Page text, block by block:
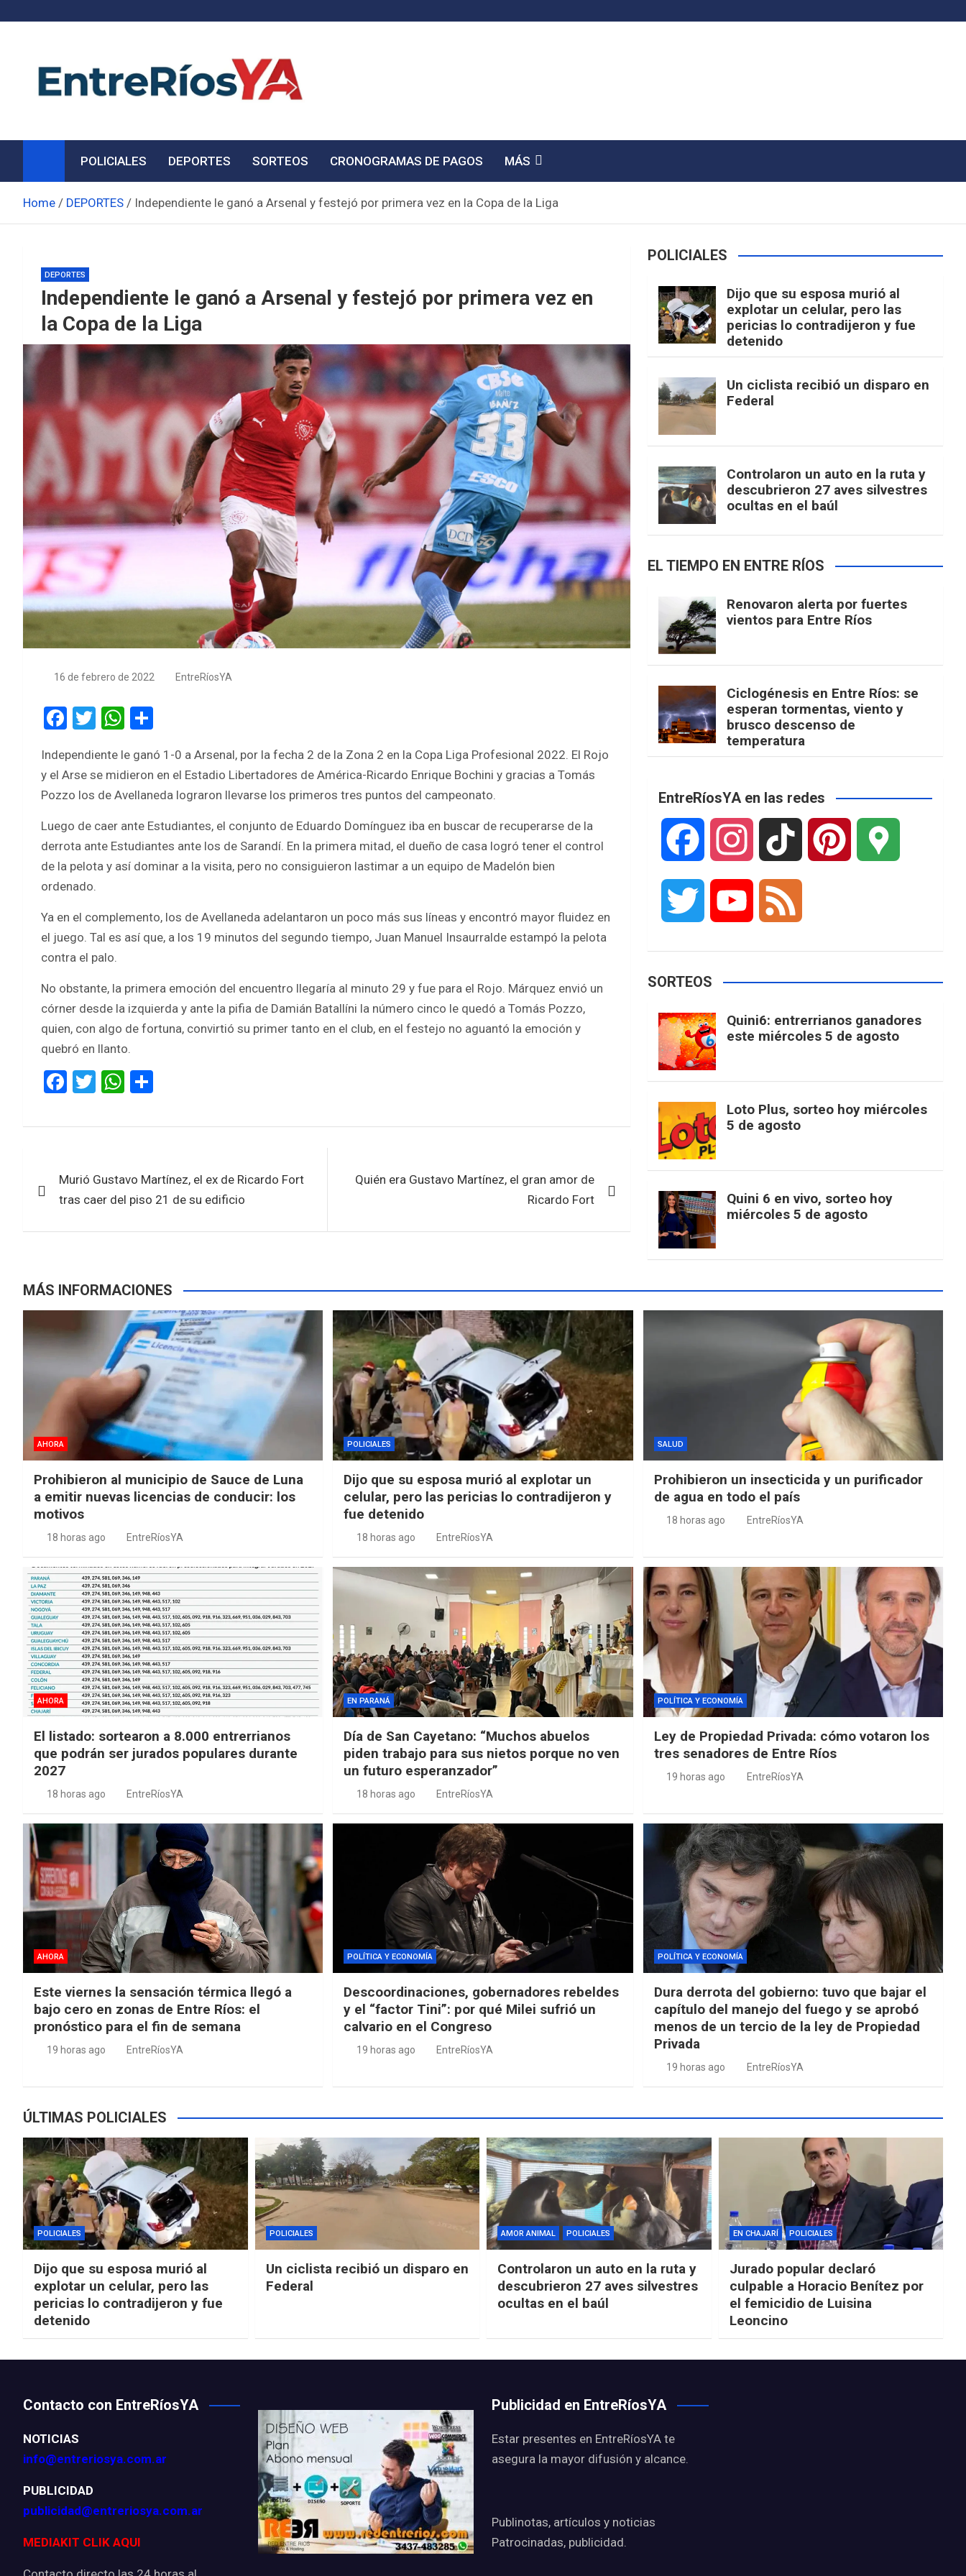
Noticias de Entre Ríos
POLICIALES DEPORTES SORTEOS CRONOGRAMAS DE PAGOS MÁS
Home DEPORTES Independiente le ganó a Arsenal y festejó por primera vez en la Copa de la Liga
DEPORTES
Independiente le ganó a Arsenal y festejó por primera vez en
la Copa de la Liga
16 de febrero de 2022 EntreRíosYA
F
ce
b
o
k
T
tt
er
W
at
s
p
p
ar
e
Independiente le ganó 1-0 a Arsenal, por la fecha 2 de la Zona 2 en la Copa Liga Profesional 2022. El Rojo
y el Arse se midieron en el Estadio Libertadores de América-Ricardo Enrique Bochini y gracias a Tomás
Pozzo los de Avellaneda lograron llevarse los primeros tres puntos del campeonato.
Luego de caer ante Estudiantes, el conjunto de Eduardo Domínguez iba en buscar de recuperarse de la
derrota ante Estudiantes ante los de Sarandí. En la primera mitad, el dueño de casa logró tener el control
de la pelota y así dominar a la visita, pero no consiguieron lastimar a un equipo de Madelón bien
ordenado.
Ya en el complemento, los de Avellaneda adelantaron un poco más sus líneas y encontró mayor fluidez en
el juego. Tal es así que, a los 19 minutos del segundo tiempo, Juan Manuel Insaurralde estampó la pelota
contra el palo.
No obstante, la primera emoción del encuentro llegaría al minuto 29 y fue para el Rojo. Márquez envió un
córner desde la izquierda y ante la pifia de Damián Batallíni la número cinco le quedó a Tomás Pozzo,
quien, con algo de fortuna, convirtió su primer tanto en el club, en el festejo no aguantó la emoción y
quebró en llanto.
F
ce
o
o
T
tt
W
at
A
p
ar
de
Murió Gustavo Martínez, el ex de Ricardo Fort
tras caer del piso 21 de su edificio
Quién era Gustavo Martínez, el gran amor de
Ricardo Fort
POLICIALES
Dijo que su esposa murió al
explotar un celular, pero las
pericias lo contradijeron y fue
detenido
Un ciclista recibió un disparo en
Federal
Controlaron un auto en la ruta y
descubrieron 27 aves silvestres
ocultas en el baúl
EL TIEMPO EN ENTRE RÍOS
Renovaron alerta por fuertes
vientos para Entre Ríos
Ciclogénesis en Entre Ríos: se
esperan tormentas, viento y
brusco descenso de
temperatura
EntreRíosYA en las redes
a
b
o
k
n
a
i
t
t
e
r
u
b
e
d
SORTEOS
Quini6: entrerrianos ganadores
este miércoles 5 de agosto
Loto Plus, sorteo hoy miércoles
5 de agosto
Quini 6 en vivo, sorteo hoy
miércoles 5 de agosto
MÁS INFORMACIONES
AHORA
Prohibieron al municipio de Sauce de Luna
a emitir nuevas licencias de conducir: los
motivos
18 horas ago EntreRíosYA
POLICIALES
Dijo que su esposa murió al explotar un
celular, pero las pericias lo contradijeron y
fue detenido
18 horas ago EntreRíosYA
SALUD
Prohibieron un insecticida y un purificador
de agua en todo el país
18 horas ago EntreRíosYA
AHORA
El listado: sortearon a 8.000 entrerrianos
que podrán ser jurados populares durante
2027
18 horas ago EntreRíosYA
EN PARANÁ
Día de San Cayetano: “Muchos abuelos
piden trabajo para sus nietos porque no ven
un futuro esperanzador”
18 horas ago EntreRíosYA
POLÍTICA Y ECONOMÍA
Ley de Propiedad Privada: cómo votaron los
tres senadores de Entre Ríos
19 horas ago EntreRíosYA
AHORA
Este viernes la sensación térmica llegó a
bajo cero en zonas de Entre Ríos: el
pronóstico para el fin de semana
19 horas ago EntreRíosYA
POLÍTICA Y ECONOMÍA
Descoordinaciones, gobernadores rebeldes
y el “factor Tini”: por qué Milei sufrió un
calvario en el Congreso
19 horas ago EntreRíosYA
POLÍTICA Y ECONOMÍA
Dura derrota del gobierno: tuvo que bajar el
capítulo del manejo del fuego y se aprobó
menos de un tercio de la ley de Propiedad
Privada
19 horas ago EntreRíosYA
ÚLTIMAS POLICIALES
POLICIALES
Dijo que su esposa murió al
explotar un celular, pero las
pericias lo contradijeron y fue
detenido
POLICIALES
Un ciclista recibió un disparo en
Federal
AMOR ANIMAL POLICIALES
Controlaron un auto en la ruta y
descubrieron 27 aves silvestres
ocultas en el baúl
EN CHAJARÍ POLICIALES
Jurado popular declaró
culpable a Horacio Benítez por
el femicidio de Luisina
Leoncino
Contacto con EntreRíosYA
NOTICIAS
info@entreriosya.com.ar
PUBLICIDAD
publicidad@entreriosya.com.ar
MEDIAKIT CLIK AQUI
Publicidad en EntreRíosYA
Estar presentes en EntreRíosYA te
asegura la mayor difusión y alcance.
Publinotas, artículos y noticias
Patrocinadas, publicidad.